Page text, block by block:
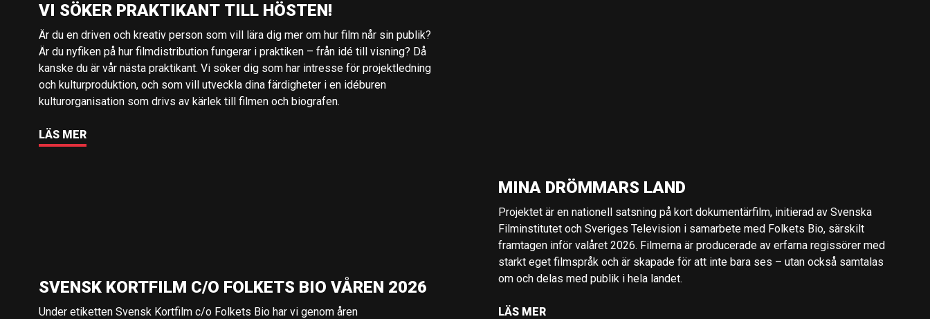
VI SÖKER PRAKTIKANT TILL HÖSTEN!
Är du en driven och kreativ person som vill lära dig mer om hur film når sin publik?
Är du nyfiken på hur filmdistribution fungerar i praktiken – från idé till visning? Då
kanske du är vår nästa praktikant. Vi söker dig som har intresse för projektledning
och kulturproduktion, och som vill utveckla dina färdigheter i en idéburen
kulturorganisation som drivs av kärlek till filmen och biografen.
LÄS MER
MINA DRÖMMARS LAND
Projektet är en nationell satsning på kort dokumentärfilm, initierad av Svenska
Filminstitutet och Sveriges Television i samarbete med Folkets Bio, särskilt
framtagen inför valåret 2026. Filmerna är producerade av erfarna regissörer med
starkt eget filmspråk och är skapade för att inte bara ses – utan också samtalas
om och delas med publik i hela landet.
LÄS MER
SVENSK KORTFILM C/O FOLKETS BIO VÅREN 2026
Under etiketten Svensk Kortfilm c/o Folkets Bio har vi genom åren